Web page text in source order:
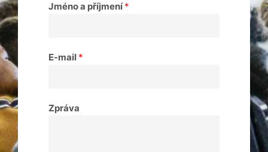
Jméno a příjmení*
E-mail *
Zpráva